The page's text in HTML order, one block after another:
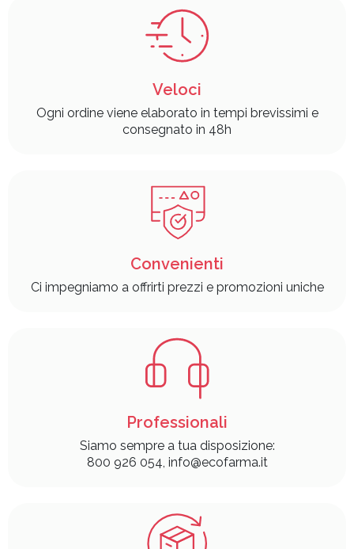
Veloci
Ogni ordine viene elaborato in tempi brevissimi e
consegnato in 48h
Convenienti
Ci impegniamo a offrirti prezzi e promozioni uniche
Professionali
Siamo sempre a tua disposizione:
800 926 054, info@ecofarma.it